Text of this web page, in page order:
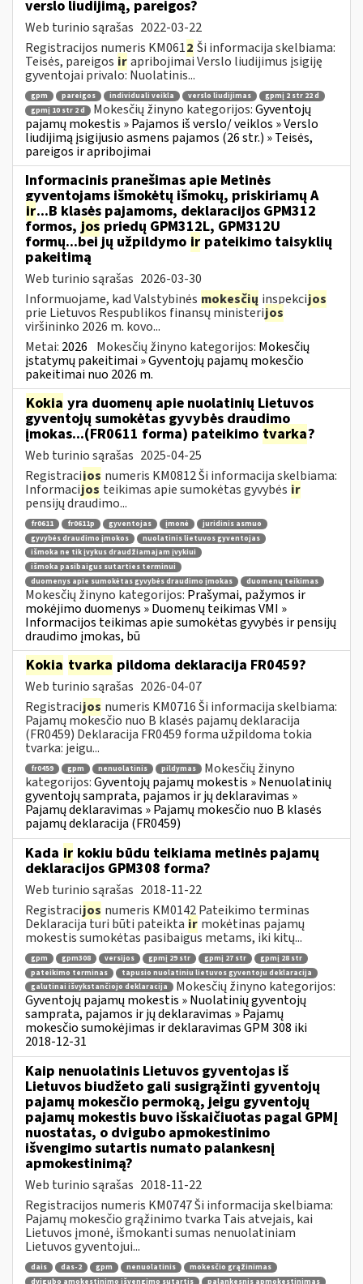
verslo liudijimą, pareigos?
Web turinio sąrašas 2022-03-22
Registracijos numeris KM0612 Ši informacija skelbiama:
Teisės, pareigos irapribojimai Verslo liudijimus įsigiję
gyventojai privalo: Nuolatinis...
gpm pareigos individuali veikla verslo liudijimas
gpmį 2 str 22 d
gpmį 10 str 2 d
Mokesčių žinyno kategorijos:Gyventojų
pajamų mokestis » Pajamos iš verslo/ veiklos » Verslo
liudijimą įsigijusio asmens pajamos (26 str.) » Teisės,
pareigos ir apribojimai
Informacinis pranešimas apie Metinės
gyventojams išmokėtų išmokų, priskiriamų A
ir...B klasės pajamoms, deklaracijos GPM312
formos, jos priedų GPM312L, GPM312U
formų...bei jų užpildymo ir pateikimo taisyklių
pakeitimą
Web turinio sąrašas 2026-03-30
Informuojame, kad Valstybinės mokesčių inspekcijos
prie Lietuvos Respublikos finansų ministerijos
viršininko 2026 m. kovo...
Metai: 2026 Mokesčių žinyno kategorijos: Mokesčių
įstatymų pakeitimai » Gyventojų pajamų mokesčio
pakeitimai nuo 2026 m.
Kokia yra duomenų apie nuolatinių Lietuvos
gyventojų sumokėtas gyvybės draudimo
įmokas...(FR0611 forma) pateikimo tvarka?
Web turinio sąrašas 2025-04-25
Registracijos numeris KM0812 Ši informacija skelbiama:
Informacijosteikimas apie sumokėtas gyvybės ir
pensijų draudimo...
fr0611 fr0611p gyventojas įmonė
juridinis asmuo
gyvybės draudimo įmokos
nuolatinis lietuvos gyventojas
išmoka ne tik įvykus draudžiamajam įvykiui
išmoka pasibaigus sutarties terminui
duomenys apie sumokėtas gyvybės draudimo įmokas
duomenų teikimas
Mokesčių žinyno kategorijos: Prašymai, pažymos ir
mokėjimo duomenys » Duomenų teikimas VMI »
Informacijos teikimas apie sumokėtas gyvybės ir pensijų
draudimo įmokas, bū
Kokia tvarka pildoma deklaracija FR0459?
Web turinio sąrašas 2026-04-07
Registracijos numeris KM0716 Ši informacija skelbiama:
Pajamų mokesčio nuo B klasės pajamų deklaracija
(FR0459) Deklaracija FR0459 forma užpildoma tokia
tvarka: jeigu...
fr0459 gpm nenuolatinis pildymas
Mokesčių žinyno
kategorijos:Gyventojų pajamų mokestis » Nenuolatinių
gyventojų samprata, pajamos ir jų deklaravimas »
Pajamų deklaravimas » Pajamų mokesčio nuo B klasės
pajamų deklaracija (FR0459)
Kada ir kokiu būdu teikiama metinės pajamų
deklaracijos GPM308 forma?
Web turinio sąrašas 2018-11-22
Registracijos numeris KM0142 Pateikimo terminas
Deklaracija turi būti pateikta ir mokėtinas pajamų
mokestis sumokėtas pasibaigus metams, iki kitų...
gpm gpm308 versijos gpmį 29 str gpmį 27 str
gpmį 28 str
pateikimo terminas
tapusio nuolatiniu lietuvos gyventoju deklaracija
galutinai išvykstančiojo deklaracija
Mokesčių žinyno kategorijos:
Gyventojų pajamų mokestis » Nuolatinių gyventojų
samprata, pajamos ir jų deklaravimas » Pajamų
mokesčio sumokėjimas ir deklaravimas GPM 308 iki
2018-12-31
Kaip nenuolatinis Lietuvos gyventojas iš
Lietuvos biudžeto gali susigrąžinti gyventojų
pajamų mokesčio permoką, jeigu gyventojų
pajamų mokestis buvo išskaičiuotas pagal GPMĮ
nuostatas, o dvigubo apmokestinimo
išvengimo sutartis numato palankesnį
apmokestinimą?
Web turinio sąrašas 2018-11-22
Registracijos numeris KM0747 Ši informacija skelbiama:
Pajamų mokesčio grąžinimo tvarka Tais atvejais, kai
Lietuvos įmonė, išmokanti sumas nenuolatiniam
Lietuvos gyventojui...
dais das-2 gpm nenuolatinis
mokesčio grąžinimas
dvigubo amokestinimo išvengimo sutartis
palankesnis apmokestinimas